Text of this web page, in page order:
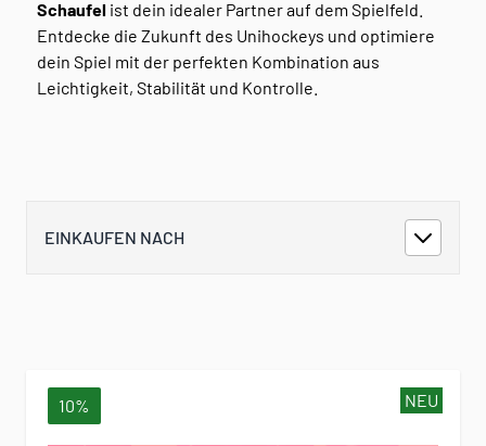
Schaufel ist dein idealer Partner auf dem Spielfeld.
Entdecke die Zukunft des Unihockeys und optimiere
dein Spiel mit der perfekten Kombination aus
Leichtigkeit, Stabilität und Kontrolle.
EINKAUFEN NACH
NEU
10%